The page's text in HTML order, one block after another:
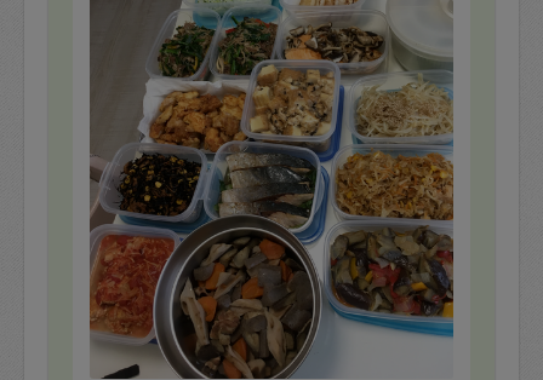
大根とツナのめんつゆ煮
春雨ときゅうりのサラダ
ほうれん草のナムル
もやしのナムル
ラタトゥイユ
切り干し大根煮
ひじき煮
揚げ大根
きのこと水菜のスープ
サラダ
でした。
唐揚げをちょこっと食べましたが、美味でして、これは
次回もリクエストさせて頂きます。
だんだん冷凍庫への仕分けも慣れてきました。